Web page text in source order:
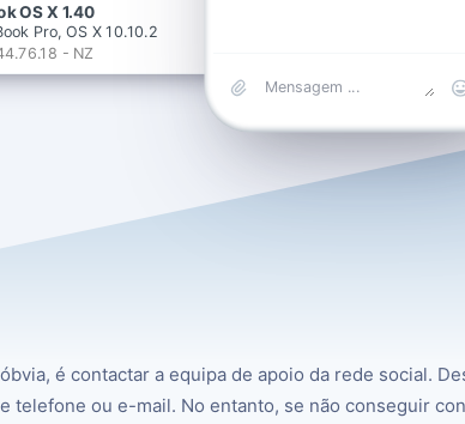
OS X 1.40
Pro, OS X 10.10.2
- NZ
é contactar a equipa de apoio da rede social.
telefone ou e-mail. No entanto, se não conseguir